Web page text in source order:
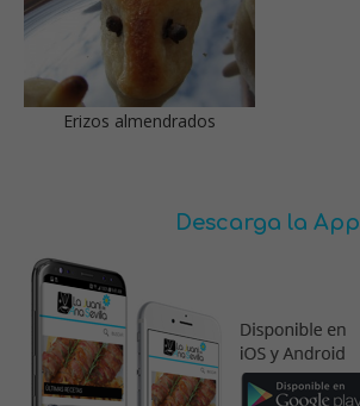
Erizos almendrados
Descarga la App